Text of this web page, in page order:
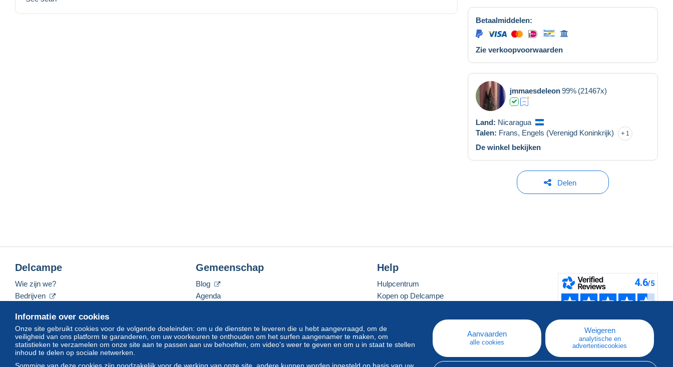
Betaalmiddelen:
Zie verkoopvoorwaarden
jmmaesdeleon99% (21467x)
Land: Nicaragua
Talen: Frans, Engels (Verenigd Koninkrijk) 1
De winkel bekijken
Delen
Informatie over cookies
Onze site gebruikt cookies voor de volgende doeleinden: om u de diensten te leveren die u hebt aangevraagd, om de
veiligheid van ons platform te garanderen, om uw voorkeuren te onthouden om het surfen aangenamer te maken, om
statistieken te verzamelen om onze site aan te passen aan uw behoeften, om video's weer te geven en om u in staat te stellen
inhoud te delen op sociale netwerken.
Aanvaarden
alle cookies
Weigeren
analytische en
advertentiecookies
Delcampe
Wie zijn we?
Bedrijven
Neem contact met ons op
Gemeenschap
Blog
Agenda
Help
Hulpcentrum
Kopen op Delcampe
Een beveiligde website